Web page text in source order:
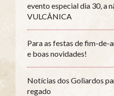
evento especial dia 30, a
VULCÂNICA
Para as festas de fim-de-
e boas novidades!
Notícias dos Goliardos
regado